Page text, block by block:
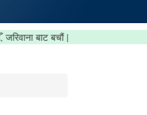
जरिवाना बाट बचौं |